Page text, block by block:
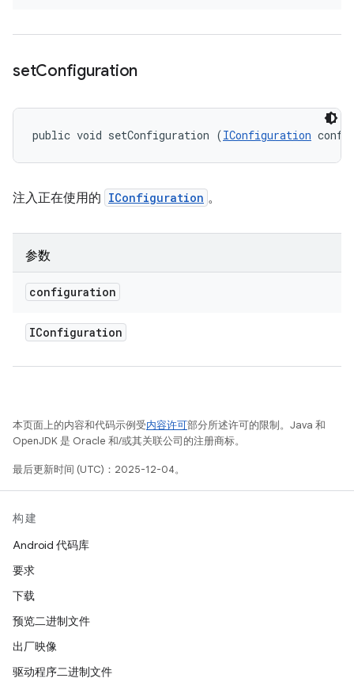
setConfiguration
public void setConfiguration (IConfiguration
注入正在使用的 IConfiguration 。
参数
configuration
IConfiguration
本页面上的内容和代码示例受内容许可部分所述许可的限制。Java 和
OpenJDK 是 Oracle 和/或其关联公司的注册商标。
最后更新时间 (UTC)：2025-12-04。
构建
Android 代码库
要求
下载
预览二进制文件
出厂映像
驱动程序二进制文件